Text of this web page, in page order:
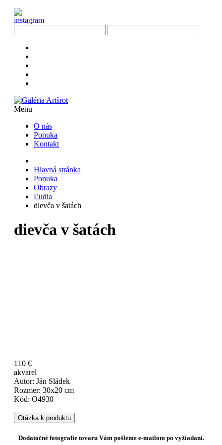
Menu
O nás
Ponuka
Kontakt
Hlavná stránka
Ponuka
Obrazy
Ľudia
dievča v šatách
dievča v šatách
110 €
akvarel
Autor: Ján Sládek
Rozmer: 30x20 cm
Kód: O4930
Otázka k produktu
Dodatočné fotografie tovaru Vám pošleme e-mailom po vyžiadaní.